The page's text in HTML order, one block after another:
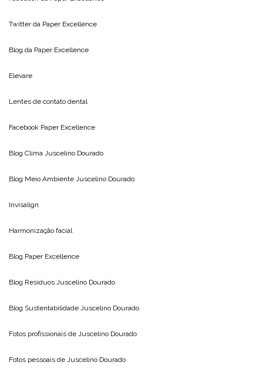
Twitter da Paper Excellence
Blog da Paper Excellence
Elevare
Lentes de contato dental
Facebook Paper Excellence
Blog Clima Juscelino Dourado
Blog Meio Ambiente Juscelino Dourado
Invisalign
Harmonização facial
Blog Paper Excellence
Blog Resíduos Juscelino Dourado
Blog Sustentabilidade Juscelino Dourado
Fotos profissionais de Juscelino Dourado
Fotos pessoais de Juscelino Dourado